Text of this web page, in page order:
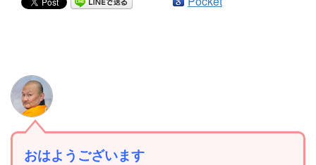
おはようございます